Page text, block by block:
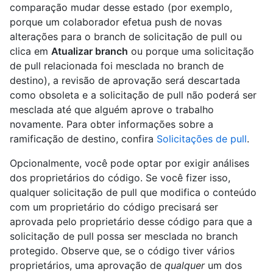
comparação mudar desse estado (por exemplo,
porque um colaborador efetua push de novas
alterações para o branch de solicitação de pull ou
clica em Atualizar branch ou porque uma solicitação
de pull relacionada foi mesclada no branch de
destino), a revisão de aprovação será descartada
como obsoleta e a solicitação de pull não poderá ser
mesclada até que alguém aprove o trabalho
novamente. Para obter informações sobre a
ramificação de destino, confira Solicitações de pull.
Opcionalmente, você pode optar por exigir análises
dos proprietários do código. Se você fizer isso,
qualquer solicitação de pull que modifica o conteúdo
com um proprietário do código precisará ser
aprovada pelo proprietário desse código para que a
solicitação de pull possa ser mesclada no branch
protegido. Observe que, se o código tiver vários
proprietários, uma aprovação de qualquerum dos